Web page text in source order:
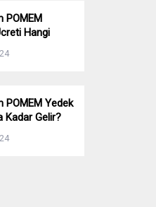
POMEM
Hangi
POMEM Yedek
Kadar Gelir?
Yedek Alımı